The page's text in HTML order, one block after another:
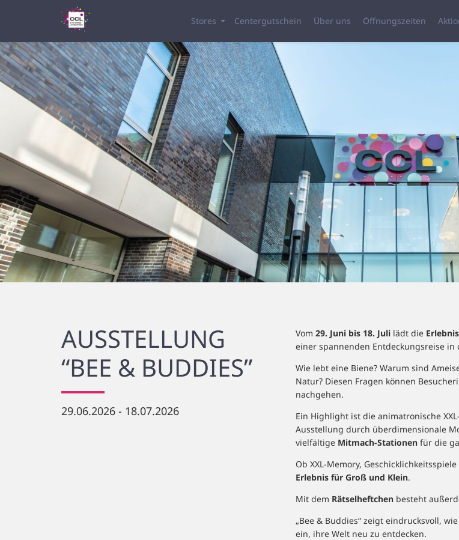
Stores Centergutschein Über uns Öffnungszeiten
AUSSTELLUNG
“BEE & BUDDIES”
29.06.2026 - 18.07.2026
Vom 29. Juni bis 18. Juli lädt die
einer spannenden Entdeckungsreise
Wie lebt eine Biene? Warum sind
Natur? Diesen Fragen können
nachgehen.
Ein Highlight ist die animatronische
Ausstellung durch überdimensionale
vielfältige Mitmach-Stationen für die
Ob XXL-Memory,
Erlebnis für Groß und Klein.
Mit dem Rätselheftchen besteht
„Bee & Buddies“ zeigt eindrucksvoll,
ein, ihre Welt neu zu entdecken.